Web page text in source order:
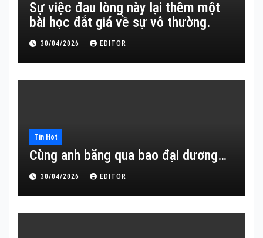
Sự việc đau lòng này lại thêm một
bài học đắt giá về sự vô thường.
30/04/2026 EDITOR
Tin Hot
Cùng anh băng qua bao đại dương…
30/04/2026 EDITOR